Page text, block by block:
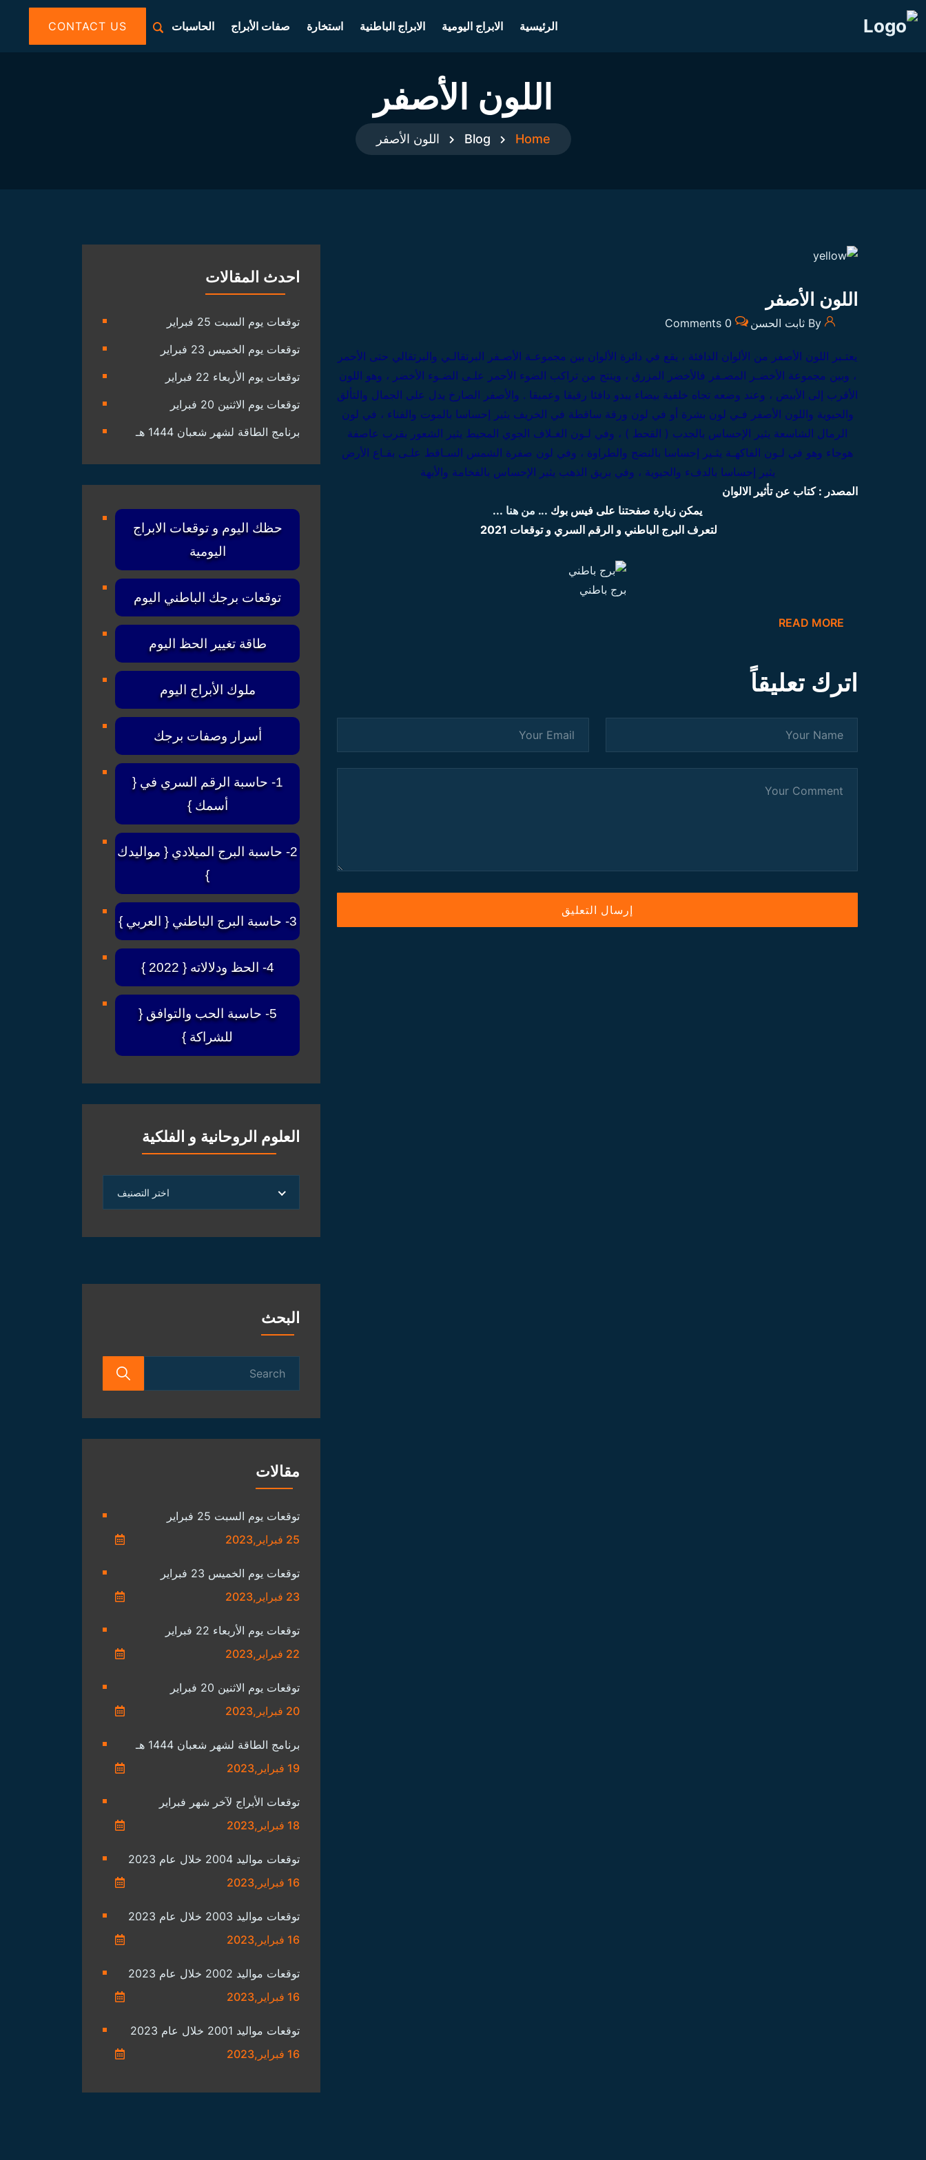
الرئيسية الابراج اليومية الابراج الباطنية استخارة صفات الأبراج الحاسبات CONTACT US
اللون الأصفر
Home
Blog اللون الأصفر
اللون الأصفر
0 Comments
يعتـبر اللون الأصفر من الألوان الدافئة ، يقع في دائرة الألوان بين مجموعـة الأصـفر البرتقالـي والبرتقالي حتى الأحمر
، وبين مجموعة الأخضـر المصـفر فالأخضر المزرق ، وينتج من تراكب الضوء الأحمر علـى الضـوء الأخضر ، وهو اللون
الأقرب إلى الأبيض ، وعند وضعه تجاه خلفية بيضاء يبدو دافئا رقيقا وعميقا . والأصفر الصارخ يدل على الجمال والتألق
والحيوية واللون الأصفر فـي لون بشرة أو في لون ورقة ساقطة في الخريف يثير إحساسا بالموت والفناء ، في لون
الرمال الشاسعة يثير الإحساس بالجدب ( القحط ) ، وفي لـون الغـلاف الجوي المحيط يثير الشعور بقرب عاصفة
هوجاء وهو في لـون الفاكهـة يثـير إحساسا بالنضج والطراوة ، وفي لون صفرة الشمس السـاقط علـى بقـاع الأرض
يثير إحساسا بالدفء والحيوية ، وفي بريق الذهب يثير الإحساس بالفخامة والأبهة
المصدر : كتاب عن تأثير الالوان
يمكن زيارة صفحتنا على فيس بوك ... من هنا ...
لتعرف البرج الباطني و الرقم السري و توقعات 2021
برج باطني
READ MORE
اترك تعليقاً
احدث المقالات
توقعات يوم السبت 25 فبراير
توقعات يوم الخميس 23 فبراير
توقعات يوم الأربعاء 22 فبراير
توقعات يوم الاثنين 20 فبراير
برنامج الطاقة لشهر شعبان 1444 هـ
حظك اليوم و توقعات الابراج
اليومية
توقعات برجك الباطني اليوم
طاقة تغيير الحظ اليوم
ملوك الأبراج اليوم
أسرار وصفات برجك
1- حاسبة الرقم السري في {
أسمك }
2- حاسبة البرج الميلادي { مواليدك
}
3- حاسبة البرج الباطني { العربي }
4- الحظ ودلالاته { 2022 }
5- حاسبة الحب والتوافق {
للشراكة }
العلوم الروحانية و الفلكية
الروحانية
الفلكية
اختر التصنيف
البحث
مقالات
توقعات يوم السبت 25 فبراير
25 فبراير,2023
توقعات يوم الخميس 23 فبراير
23 فبراير,2023
توقعات يوم الأربعاء 22 فبراير
22 فبراير,2023
توقعات يوم الاثنين 20 فبراير
20 فبراير,2023
برنامج الطاقة لشهر شعبان 1444 هـ
19 فبراير,2023
توقعات الأبراج لآخر شهر فبراير
18 فبراير,2023
توقعات مواليد 2004 خلال عام 2023
16 فبراير,2023
توقعات مواليد 2003 خلال عام 2023
16 فبراير,2023
توقعات مواليد 2002 خلال عام 2023
16 فبراير,2023
توقعات مواليد 2001 خلال عام 2023
16 فبراير,2023